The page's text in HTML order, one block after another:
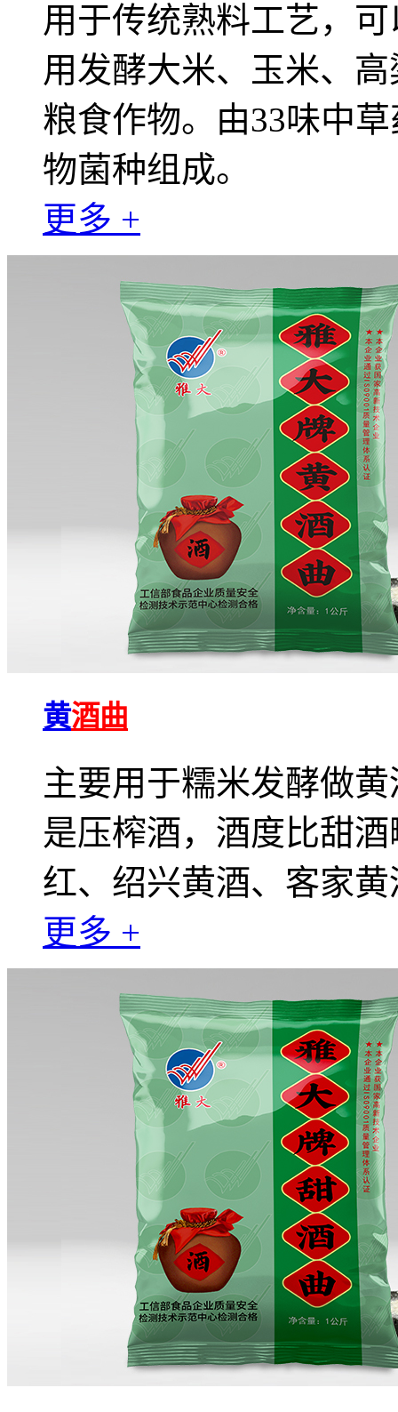
用于传统熟料工艺，
用发酵大米、玉米、
粮食作物。由33味中
物菌种组成。
更多 +
黄酒曲
主要用于糯米发酵做
是压榨酒，酒度比甜
红、绍兴黄酒、客家黄
更多 +